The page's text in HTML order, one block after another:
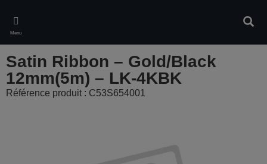
main
content
Menu
Satin Ribbon – Gold/Black
12mm(5m) – LK-4KBK
Référence produit : C53S654001